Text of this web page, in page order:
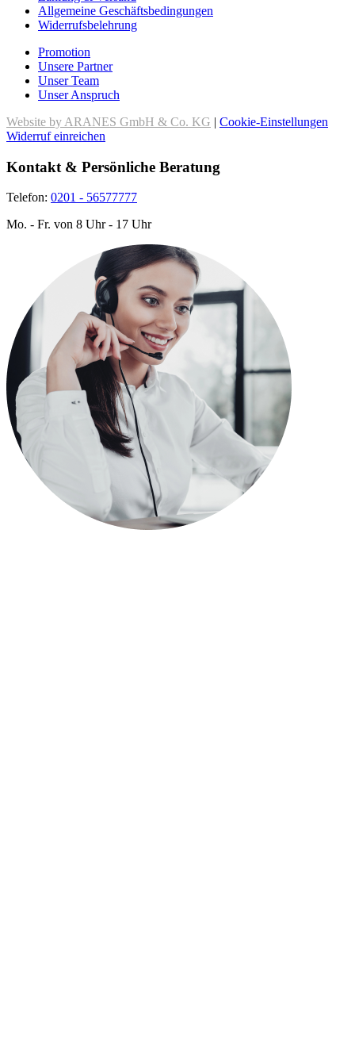
Allgemeine Geschäftsbedingungen
Widerrufsbelehrung
Promotion
Unsere Partner
Unser Team
Unser Anspruch
Website by ARANES GmbH & Co. KG | Cookie-Einstellungen
Widerruf einreichen
Kontakt & Persönliche Beratung
Telefon: 0201 - 56577777
Mo. - Fr. von 8 Uhr - 17 Uhr